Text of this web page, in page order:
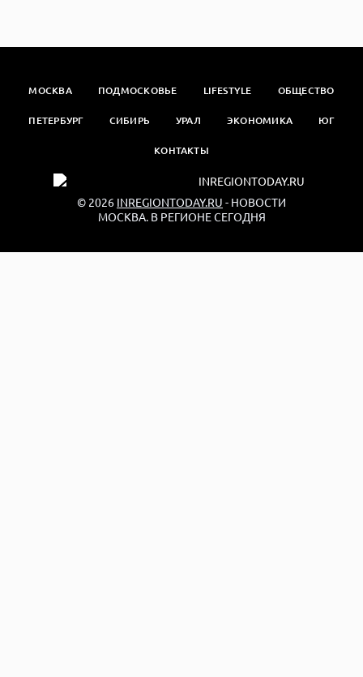
МОСКВА ПОДМОСКОВЬЕ LIFESTYLE ОБЩЕСТВО
ПЕТЕРБУРГ СИБИРЬ УРАЛ ЭКОНОМИКА ЮГ
КОНТАКТЫ
© 2026 INREGIONTODAY.RU - НОВОСТИ
МОСКВА. В РЕГИОНЕ СЕГОДНЯ